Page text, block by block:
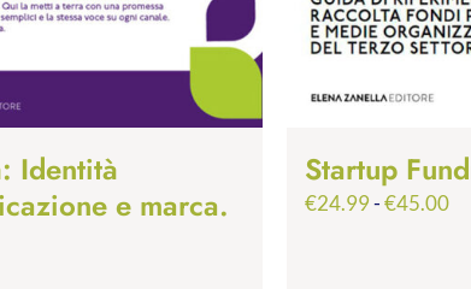
Identità
e marca.
Startup
€24.99-€45.00